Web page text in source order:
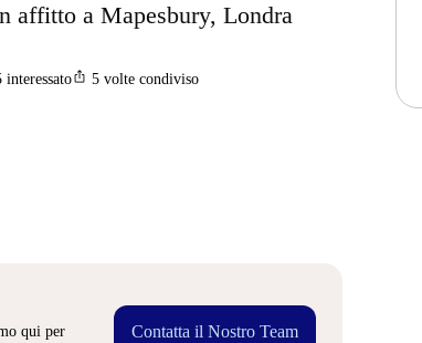
affitto a Mapesbury, Londra
interessatoios_share 5 volte condiviso
qui per
Contatta il Nostro Team